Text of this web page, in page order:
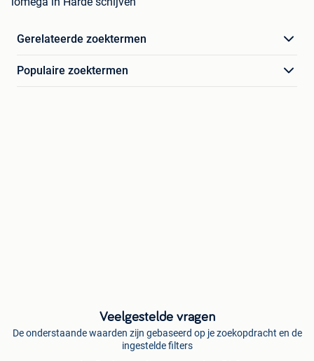
Gerelateerde zoektermen
Populaire zoektermen
Veelgestelde vragen
De onderstaande waarden zijn gebaseerd op je zoekopdracht en de
ingestelde filters